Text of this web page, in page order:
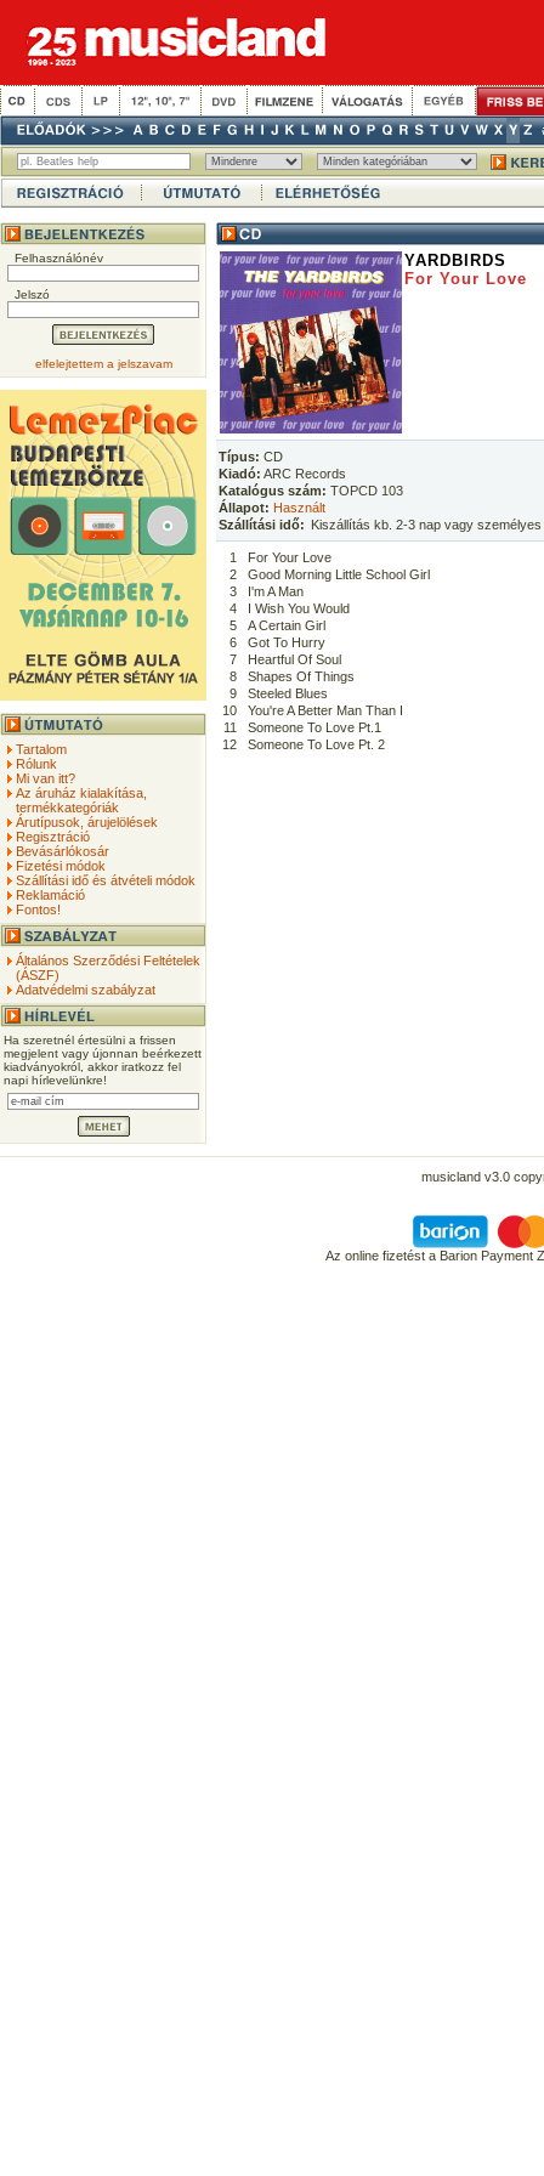
Felhasználónév
Jelszó
elfelejtettem a jelszavam
Tartalom
Rólunk
Mi van itt?
Az áruház kialakítása,
termékkategóriák
Árutípusok, árujelölések
Regisztráció
Bevásárlókosár
Fizetési módok
Szállítási idő és átvételi módok
Reklamáció
Fontos!
Általános Szerződési Feltételek
(ÁSZF)
Adatvédelmi szabályzat
Ha szeretnél értesülni a frissen
megjelent vagy újonnan beérkezett
kiadványokról, akkor iratkozz fel
napi hírlevelünkre!
YARDBIRDS
For Your Love
Típus: CD
Kiadó: ARC Records
Katalógus szám: TOPCD 103
Állapot: Használt
Szállítási idő: Kiszállítás kb. 2-3 nap vagy
1
For Your Love
2
Good Morning Little School Girl
3
I'm A Man
4
I Wish You Would
5
A Certain Girl
6
Got To Hurry
7
Heartful Of Soul
8
Shapes Of Things
9
Steeled Blues
10
You're A Better Man Than I
11
Someone To Love Pt.1
12
Someone To Love Pt. 2
musicland v3.0
Az online fizetést a Barion Payment